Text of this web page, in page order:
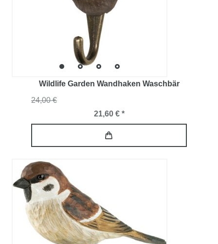
Wildlife Garden Wandhaken Waschbär
24,00 €
21,60 € *